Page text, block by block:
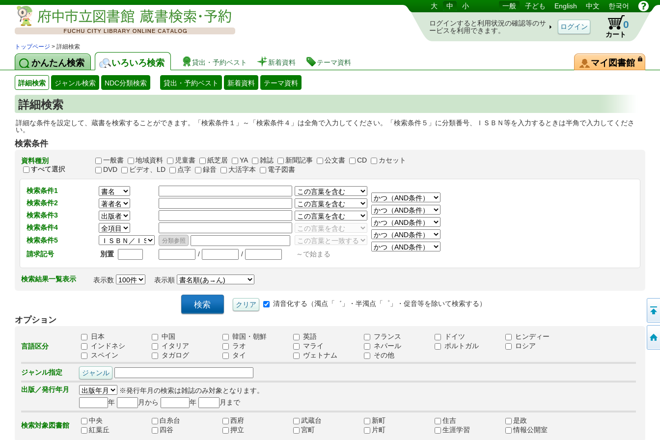
図書館 蔵書検索・予約システム 大 中 小 一般 子ども English 中文 한국어
ログインすると利用状況の確認等のサ
ービスを利用できます。
カート
0
トップページ > 詳細検索
かんたん検索 いろいろ検索 貸出・予約ベスト 新着資料 テーマ資料 マイ図書館
詳細検索 ジャンル検索 NDC分類検索 貸出・予約ベスト 新着資料 テーマ資料
詳細検索
詳細な条件を設定して、蔵書を検索することができます。「検索条件１」～「検索条件４」は全角で入力してください。「検索条件５」に分類番号、ＩＳＢＮ等を入力するときは半角で入力してくださ
い。
検索条件
資料種別
すべて選択
一般書 地域資料 児童書 紙芝居 YA 雑誌 新聞記事 公文書 CD
カセット
DVD
ビデオ、LD 点字 録音 大活字本 電子図書
検索条件1
検索条件2
検索条件3
検索条件4
検索条件5
請求記号
別置 / / ～で始まる
検索結果一覧表示 表示数 表示順
清音化する（濁点「゛」・半濁点「゜」・促音等を除いて検索する）
オプション
言語区分
日本 中国 韓国・朝鮮 英語 フランス ドイツ
ヒンディー
インドネシ
イタリア ラオ マライ ネパール ポルトガル
ロシア
スペイン
タガログ タイ ヴェトナム その他
ジャンル指定
出版／発行年月
※発行年月の検索は雑誌のみ対象となります。
年
月から 年 月まで
検索対象図書館
中央 白糸台 西府 武蔵台 新町 住吉
是政
紅葉丘
四谷 押立 宮町 片町 生涯学習 情報公開室